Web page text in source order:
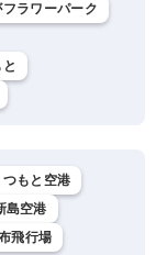
ラワーパーク
つもと空港
島空港
飛行場